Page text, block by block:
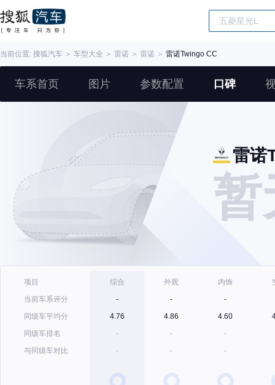
当前位置: 搜狐汽车 ＞ 车型大全 ＞ 雷诺 ＞ 雷诺 ＞ 雷诺Twingo CC
车系首页 图片 参数配置 口碑
雷诺
暂
项目
当前车系评分
同级车平均分
同级车排名
与同级车对比
综合
-
4.76
-
-
外观
-
4.86
-
-
内饰
-
4.60
-
-